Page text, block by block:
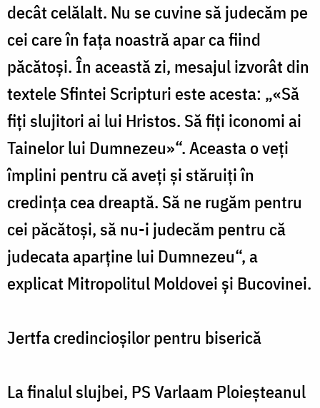
decât celălalt. Nu se cuvine să judecăm pe
cei care în fața noastră apar ca fiind
păcătoși. În această zi, mesajul izvorât din
textele Sfintei Scripturi este acesta: „«Să
fiți slujitori ai lui Hristos. Să fiți iconomi ai
Tainelor lui Dumnezeu»“. Aceasta o veți
împlini pentru că aveți și stăruiți în
credința cea dreaptă. Să ne rugăm pentru
cei păcătoși, să nu-i judecăm pentru că
judecata aparține lui Dumnezeu“, a
explicat Mitropolitul Moldovei și Bucovinei.
Jertfa credincioșilor pentru biserică
La finalul slujbei, PS Varlaam Ploieșteanul